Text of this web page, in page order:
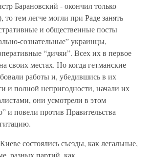
Барановский - окончил только
то тем легче могли при Раде занять
и общественные посты
сознательные” украинцы,
“дичяи”. Всех их в первое
своих местах. Но когда гетманские
работы и, убедившись в их
и полной непригодности, начали их
они усмотрели в этом
и повели против Правительства
состоялись съезды, как легальные,
разных партий, как